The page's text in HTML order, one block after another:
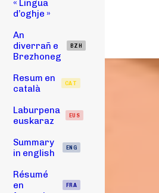
« Lingua
d’oghje »
An
diverrañ e
Brezhoneg
BZH
Resum en
català
CAT
Laburpena
euskaraz
EUS
Summary
in english
ENG
Résumé
en
FRA